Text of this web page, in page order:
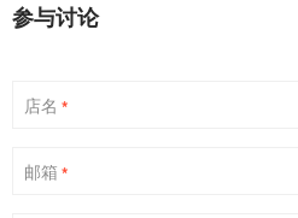
参与讨论
店名 *
邮箱 *